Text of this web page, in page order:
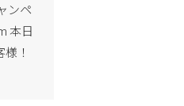
ンペ
本日
！